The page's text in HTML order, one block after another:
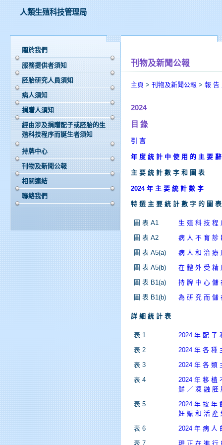
人類生殖科技管理局
關於我們
服務提供者須知
胚胎研究人員須知
病人須知
捐贈人須知
經由涉及捐贈配子或胚胎的生
殖科技程序而誕生者須知
持牌中心
刊物及新聞公報
相關連結
聯絡我們
刊物及新聞公報
主頁 > 刊物及新聞公報 > 報 告
2024
目 錄
引 言
年 度 統 計 中 使 用 的 主 要
主 要 統 計 數 字 和 圖 表
2024 年 主 要 統 計 數 字
特 選 主 要 統 計 數 字 的 圖 表
圖 表 A1
生 殖 科 技 程
圖 表 A2
病 人 不 育 診
圖 表 A5(a)
病 人 和 治 療
圖 表 A5(b)
在 體 外 受 精
圖 表 B1(a)
持 牌 中 心 儲
圖 表 B1(b)
為 研 究 而 儲
詳 細 統 計 表
表 1
2024 年 配 子
表 2
2024 年 各 種
表 3
2024 年 各 類
表 4
2024 年 移 植
鮮 ／ 凍 融 胚
表 5
2024 年 按 年
妊 娠 和 活 產
表 6
2024 年 病 人
表 7
現 正 在 進 行